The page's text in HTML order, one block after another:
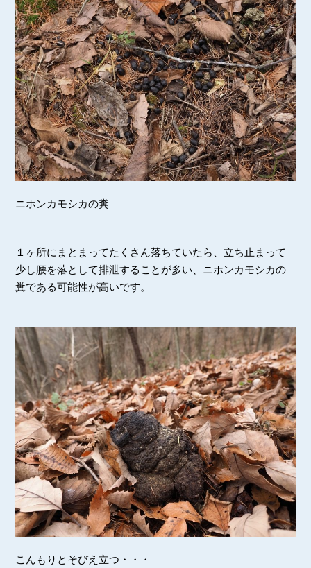
ニホンカモシカの糞
１ヶ所にまとまってたくさん落ちていたら、立ち止まって
少し腰を落として排泄することが多い、ニホンカモシカの
糞である可能性が高いです。
こんもりとそびえ立つ・・・